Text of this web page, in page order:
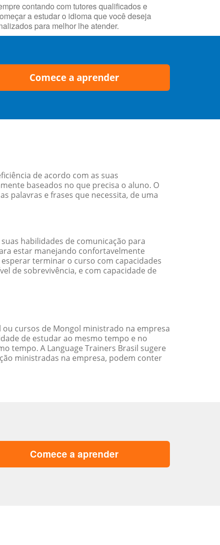
contando com tutores qualificados e
a estudar o idioma que você deseja
para melhor lhe atender.
Comece a aprender
de acordo com as suas
baseados no que precisa o aluno. O
palavras e frases que necessita, de uma
habilidades de comunicação para
estar manejando confortavelmente
terminar o curso com capacidades
de sobrevivência, e com capacidade de
cursos de Mongol ministrado na empresa
de estudar ao mesmo tempo e no
tempo. A Language Trainers Brasil sugere
ministradas na empresa, podem conter
Comece a aprender